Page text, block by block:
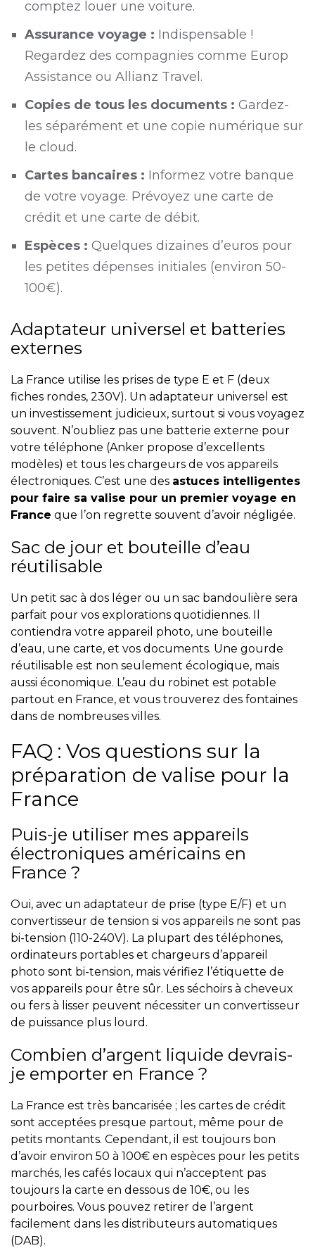
comptez louer une voiture.
Assurance voyage : Indispensable !
Regardez des compagnies comme Europ
Assistance ou Allianz Travel .
Copies de tous les documents : Gardez-
les séparément et une copie numérique sur
le cloud.
Cartes bancaires : Informez votre banque
de votre voyage. Prévoyez une carte de
crédit et une carte de débit.
Espèces : Quelques dizaines d’euros pour
les petites dépenses initiales (environ 50-
100€).
Adaptateur universel et batteries
externes
La France utilise les prises de type E et F (deux
fiches rondes, 230V). Un adaptateur universel est
un investissement judicieux, surtout si vous voyagez
souvent. N’oubliez pas une batterie externe pour
votre téléphone (Anker propose d’excellents
modèles) et tous les chargeurs de vos appareils
électroniques. C’est une des astuces intelligentes
pour faire sa valise pour un premier voyage en
France que l’on regrette souvent d’avoir négligée.
Sac de jour et bouteille d’eau
réutilisable
Un petit sac à dos léger ou un sac bandoulière sera
parfait pour vos explorations quotidiennes. Il
contiendra votre appareil photo, une bouteille
d’eau, une carte, et vos documents. Une gourde
réutilisable est non seulement écologique, mais
aussi économique. L’eau du robinet est potable
partout en France, et vous trouverez des fontaines
dans de nombreuses villes.
FAQ : Vos questions sur la
préparation de valise pour la
France
Puis-je utiliser mes appareils
électroniques américains en
France ?
Oui, avec un adaptateur de prise (type E/F) et un
convertisseur de tension si vos appareils ne sont pas
bi-tension (110-240V). La plupart des téléphones,
ordinateurs portables et chargeurs d’appareil
photo sont bi-tension, mais vérifiez l’étiquette de
vos appareils pour être sûr. Les séchoirs à cheveux
ou fers à lisser peuvent nécessiter un convertisseur
de puissance plus lourd.
Combien d’argent liquide devrais-
je emporter en France ?
La France est très bancarisée ; les cartes de crédit
sont acceptées presque partout, même pour de
petits montants. Cependant, il est toujours bon
d’avoir environ 50 à 100€ en espèces pour les petits
marchés, les cafés locaux qui n’acceptent pas
toujours la carte en dessous de 10€, ou les
pourboires. Vous pouvez retirer de l’argent
facilement dans les distributeurs automatiques
(DAB).